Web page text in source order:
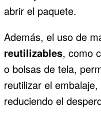
abrir el paquete.
Además, el uso de
reutilizables, como
o bolsas de tela,
reutilizar el
reduciendo el